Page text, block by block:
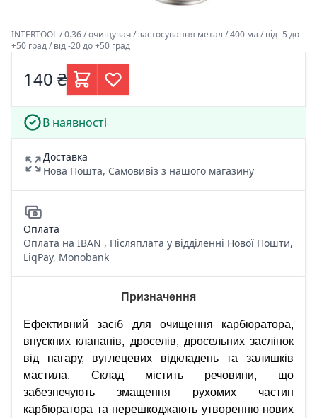
INTERTOOL / 0.36 / очищувач / застосування метал / 400 мл / від -5 до
+50 град / від -20 до +50 град
140 ₴
В наявності
Доставка
Нова Пошта, Самовивіз з нашого магазину
Оплата
Оплата на IBAN , Післяплата у відділенні Нової Пошти,
LiqPay, Monobank
Призначення
Ефективний засіб для очищення карбюратора,
впускних клапанів, дроселів, дросельних заслінок
від нагару, вуглецевих відкладень та залишків
мастила. Склад містить речовини, що
забезпечують змащення рухомих частин
карбюратора та перешкоджають утворенню нових